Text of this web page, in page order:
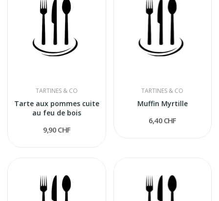
TARTINES & CO
Tarte aux pommes cuite
au feu de bois
9,90 CHF
TARTINES & CO
Muffin Myrtille
6,40 CHF